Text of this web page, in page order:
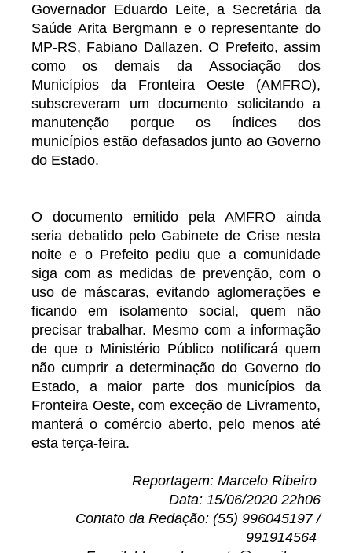
Governador Eduardo Leite, a Secretária da
Saúde Arita Bergmann e o representante do
MP-RS, Fabiano Dallazen. O Prefeito, assim
como os demais da Associação dos
Municípios da Fronteira Oeste (AMFRO),
subscreveram um documento solicitando a
manutenção porque os índices dos
municípios estão defasados junto ao Governo
do Estado.
O documento emitido pela AMFRO ainda
seria debatido pelo Gabinete de Crise nesta
noite e o Prefeito pediu que a comunidade
siga com as medidas de prevenção, com o
uso de máscaras, evitando aglomerações e
ficando em isolamento social, quem não
precisar trabalhar. Mesmo com a informação
de que o Ministério Público notificará quem
não cumprir a determinação do Governo do
Estado, a maior parte dos municípios da
Fronteira Oeste, com exceção de Livramento,
manterá o comércio aberto, pelo menos até
esta terça-feira.
Reportagem: Marcelo Ribeiro
Data: 15/06/2020 22h06
Contato da Redação: (55) 996045197 /
991914564